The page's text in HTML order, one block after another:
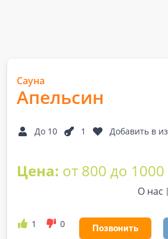
Сауна
Апельсин
До 10 1 Добавить в
Цена: от 800 до
О нас
1 0 Позвонить